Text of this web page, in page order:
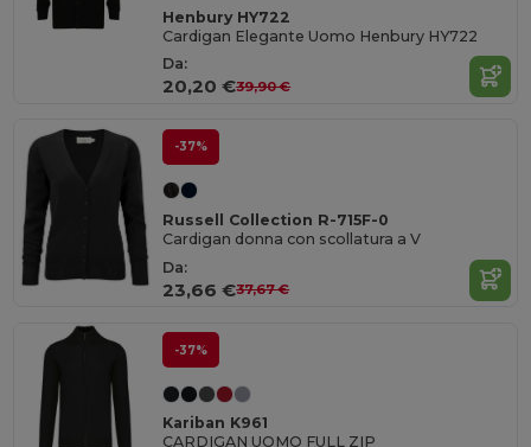
Henbury HY722
Cardigan Elegante Uomo Henbury HY722
Da:
20,20 €39,90 €
-37%
Russell Collection R-715F-0
Cardigan donna con scollatura a V
Da:
23,66 €37,67 €
-37%
Kariban K961
CARDIGAN UOMO FULL ZIP